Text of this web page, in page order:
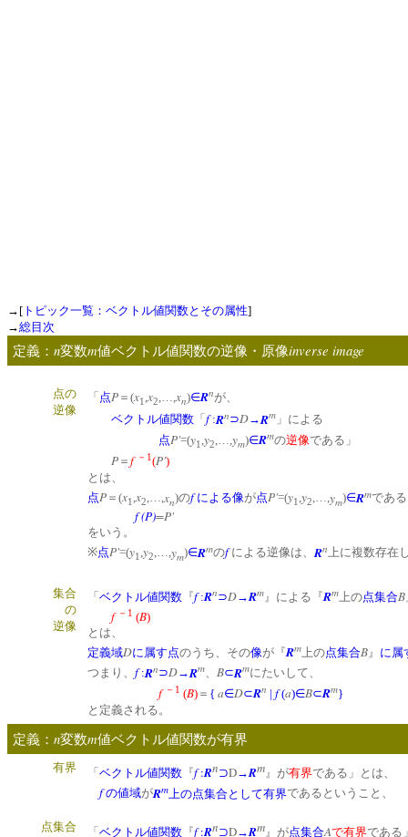
→[ トピック一覧：ベクトル値関数とその属性]
→総目次
定義： n変数m値ベクトル値関数の逆像・原像inverse image
点の
逆像
「 点P ＝(x1 ,x2,…,xn)∈Rnが、
ベクトル値関数 「 f :Rn⊃D→Rm 」による
点P'=(y1 y2 ym)∈Rmの逆像である」
P ＝ f －1(P')
とは、
点P ＝(x1 ,x2,…,xn)のf による像が点P'=(y1 ,y2,…,ym)∈Rmであ
f(P)=P'
をいう。
※点P'=(y1 ,y2,…,ym)∈Rmのfによる逆像は、 Rn上に複数存在
集合
の
逆像
「 ベクトル値関数 『f :Rn⊃D→Rm』による『Rm上の点集合B
f －1 (B)
とは、
定義域Dに属す点のうち、その像が『Rm上の点集合B』 に属
つまり、 f :Rn⊃D→Rm、 B⊂Rmにたいして、
f －1 (B) ＝ { a∈D⊂Rn | f (a)∈B⊂Rm}
と定義される。
定義： n変数m値ベクトル値関数が有界
有界 「 ベクトル値関数 『f :Rn⊃D→Rm』が有界である」とは、
f の値域がRm 上の点集合として有界であるということ、
点集合
「 ベクトル値関数 『f :Rn⊃D→Rm』が点集合Aで有界である